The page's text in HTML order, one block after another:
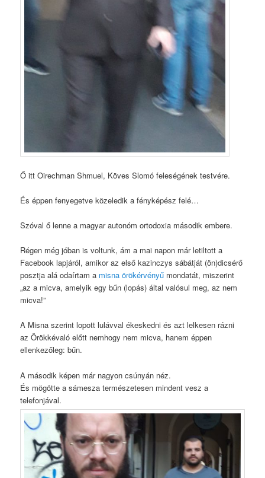
Ő itt Oirechman Shmuel, Köves Slomó feleségének testvére.
És éppen fenyegetve közeledik a fényképész felé…
Szóval ő lenne a magyar autonóm ortodoxia második embere.
Régen még jóban is voltunk, ám a mai napon már letiltott a
Facebook lapjáról, amikor az első kazinczys sábátját (ön)dicsérő
posztja alá odaírtam a misna örökérvényű mondatát, miszerint
„az a micva, amelyik egy bűn (lopás) által valósul meg, az nem
micva!”
A Misna szerint lopott lulávval ékeskedni és azt lelkesen rázni
az Örökkévaló előtt nemhogy nem micva, hanem éppen
ellenkezőleg: bűn.
A második képen már nagyon csúnyán néz.
És mögötte a sámesza természetesen mindent vesz a
telefonjával.